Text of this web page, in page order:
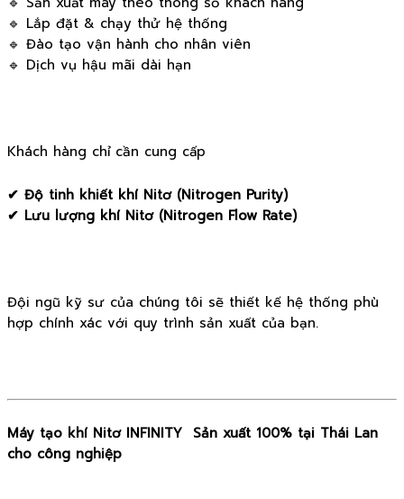
🔹 Lắp đặt & chạy thử hệ thống
🔹 Đào tạo vận hành cho nhân viên
🔹 Dịch vụ hậu mãi dài hạn
Khách hàng chỉ cần cung cấp
✔ Độ tinh khiết khí Nitơ (Nitrogen Purity)
✔ Lưu lượng khí Nitơ (Nitrogen Flow Rate)
Đội ngũ kỹ sư của chúng tôi sẽ thiết kế hệ thống phù
hợp chính xác với quy trình sản xuất của bạn.
Máy tạo khí Nitơ INFINITY Sản xuất 100% tại Thái Lan
cho công nghiệp